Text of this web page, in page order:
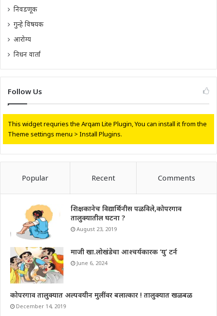
निवडणूक
गुन्हे विषयक
आरोग्य
निधन वार्ता
Follow Us
This widget requries the Arqam Lite Plugin, You can install it from the
Theme settings menu > Install Plugins.
Popular Recent Comments
शिक्षकानेच विद्यार्थिनीस पळविले,कोपरगाव
तालुक्यातील घटना ?
August 23, 2019
माजी खा.लोखंडेचा आश्चर्यकारक ‘यु’ टर्न
June 6, 2024
कोपरगाव तालुक्यात अल्पवयीन मुलींवर बलात्कार ! तालुक्यात खळबळ
December 14, 2019